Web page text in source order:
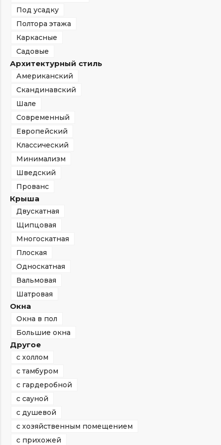
Под усадку
Полтора этажа
Каркасные
Садовые
Архитектурный стиль
Американский
Скандинавский
Шале
Современный
Европейский
Классический
Минимализм
Шведский
Прованс
Крыша
Двускатная
Щипцовая
Многоскатная
Плоская
Односкатная
Вальмовая
Шатровая
Окна
Окна в пол
Большие окна
Другое
с холлом
с тамбуром
с гардеробной
с сауной
с душевой
с хозяйственным помещением
с прихожей